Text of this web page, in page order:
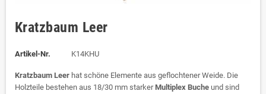
Kratzbaum Leer
Artikel-Nr. K14KHU
Kratzbaum Leer hat schöne Elemente aus geflochtener Weide. Die
Holzteile bestehen aus 18/30 mm starker Multiplex Buche und sind